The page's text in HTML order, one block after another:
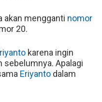
akan mengganti nomor
20.
karena ingin
sebelumnya. Apalagi
Eriyanto dalam